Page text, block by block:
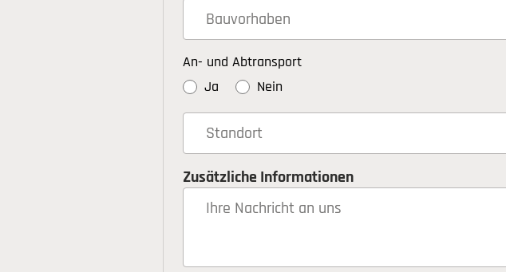
An- und Abtransport
Ja
Nein
Zusätzliche Informationen